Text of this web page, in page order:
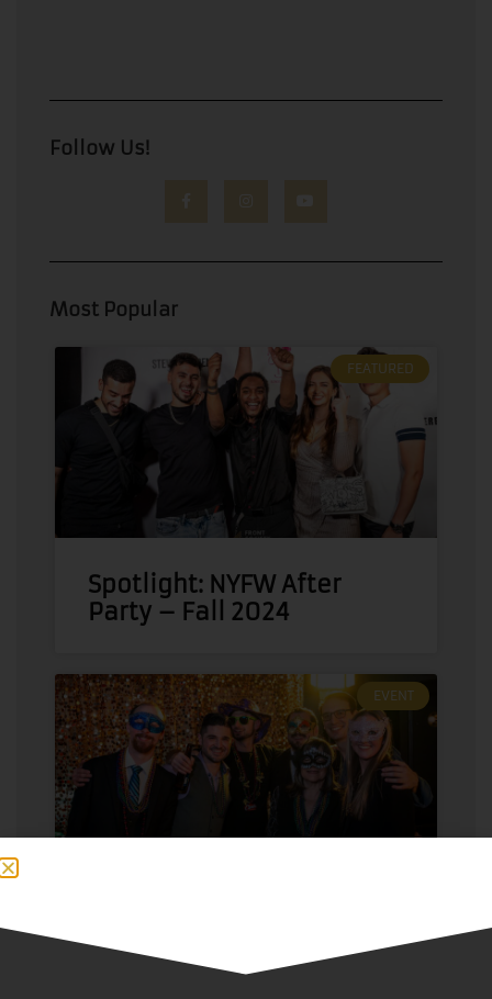
Follow Us!
Most Popular
FEATURED
Spotlight: NYFW After
Party – Fall 2024
EVENT